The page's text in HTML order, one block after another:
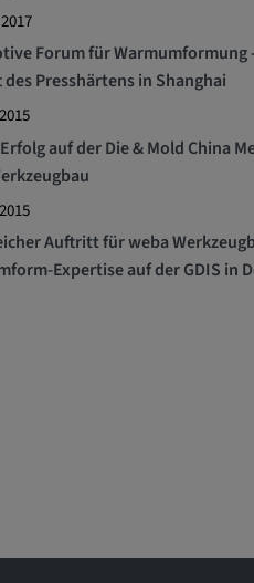
Forum für Warmumformung
Presshärtens in Shanghai
auf der Die & Mold China
Auftritt für weba
Expertise auf der GDIS in